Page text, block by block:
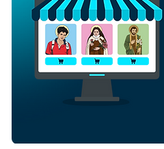
San Cosme y San Damián |
Descarga gratuita de
vectores de contorno